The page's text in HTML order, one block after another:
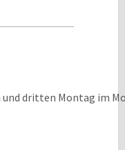
und dritten Montag im